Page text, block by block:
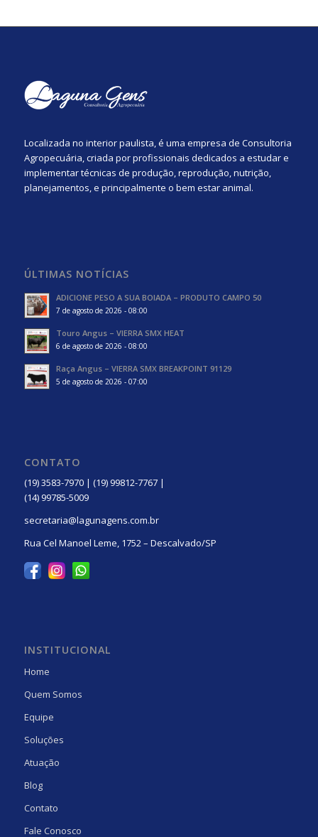
Localizada no interior paulista, é uma empresa de Consultoria
Agropecuária, criada por profissionais dedicados a estudar e
implementar técnicas de produção, reprodução, nutrição,
planejamentos, e principalmente o bem estar animal.
ÚLTIMAS NOTÍCIAS
ADICIONE PESO A SUA BOIADA – PRODUTO CAMPO 50
7 de agosto de 2026 - 08:00
Touro Angus – VIERRA SMX HEAT
6 de agosto de 2026 - 08:00
Raça Angus – VIERRA SMX BREAKPOINT 91129
5 de agosto de 2026 - 07:00
CONTATO
(19) 3583-7970 | (19) 99812-7767 |
(14) 99785-5009
secretaria@lagunagens.com.br
Rua Cel Manoel Leme, 1752 – Descalvado/SP
INSTITUCIONAL
Home
Quem Somos
Equipe
Soluções
Atuação
Blog
Contato
Fale Conosco